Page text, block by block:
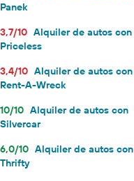
Panek
3,7/10 Alquiler de autos con
Priceless
3,4/10 Alquiler de autos con
Rent-A-Wreck
10/10 Alquiler de autos con
Silvercar
6,0/10 Alquiler de autos con
Thrifty